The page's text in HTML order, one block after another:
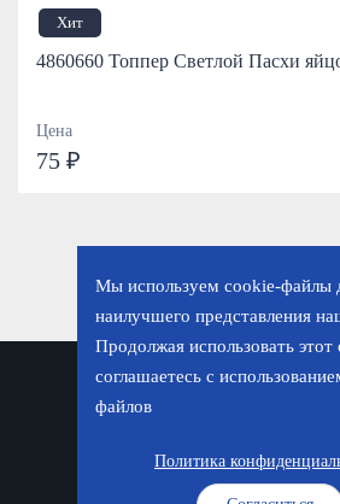
Хит
4860660 Топпер Светлой Пасхи
Цена
75 ₽
Мы используем cookie-файлы
наилучшего представления
Продолжая использовать этот
соглашаетесь с
файлов
Политика